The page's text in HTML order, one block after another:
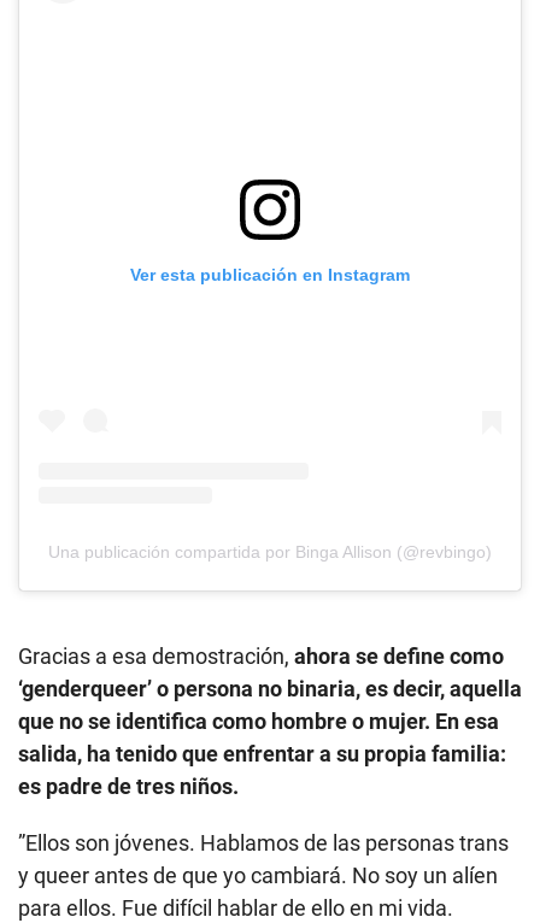
Ver esta publicación en Instagram
Una publicación compartida por Binga Allison (@revbingo)
Gracias a esa demostración, ahora se define como
‘genderqueer’ o persona no binaria, es decir, aquella
que no se identifica como hombre o mujer. En esa
salida, ha tenido que enfrentar a su propia familia:
es padre de tres niños.
”Ellos son jóvenes. Hablamos de las personas trans
y queer antes de que yo cambiará. No soy un alíen
para ellos. Fue difícil hablar de ello en mi vida.